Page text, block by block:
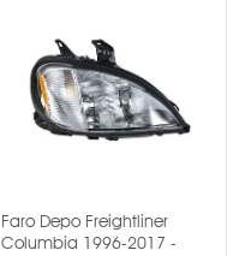
Faro Depo Freightliner
Columbia 1996-2017 -